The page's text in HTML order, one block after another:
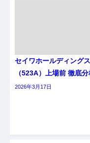
セイワホールディングス
（523A）上場前 徹底
2026年3月17日